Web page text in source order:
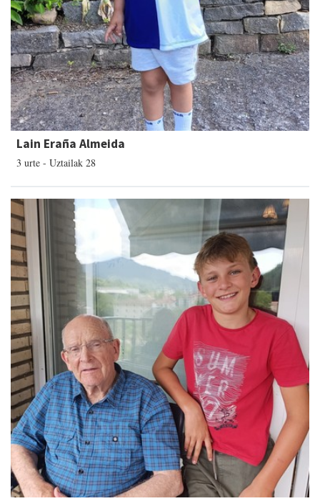
Lain Eraña Almeida
3 urte - Uztailak 28